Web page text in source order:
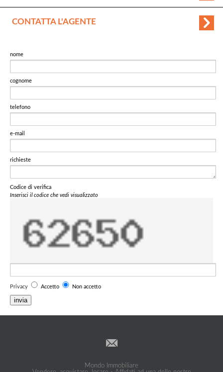
CONTATTA L'AGENTE
nome
cognome
telefono
e-mail
richieste
Codice di verifica
Inserisci il codice che vedi visualizzato
Privacy Accetto Non accetto
invia
Mondo Immobiliare